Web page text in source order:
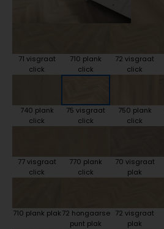
71 visgraat
click
710 plank
click
72 visgraat
click
740 plank
click
75 visgraat
click
750 plank
click
77 visgraat
click
770 plank
click
70 visgraat
plak
710 plank plak72 hongaarse
punt plak
72 visgraat
plak